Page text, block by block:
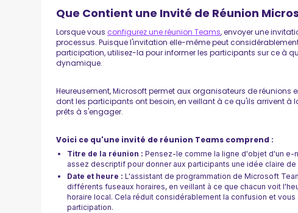
Que Contient une Invité de Réunion
Lorsque vous configurez une réunion Teams, envoyer une
processus. Puisque l'invitation elle-même peut
participation, utilisez-la pour informer les participants sur ce à
dynamique.
Heureusement, Microsoft permet aux organisateurs de réunions
dont les participants ont besoin, en veillant à ce qu'ils arrivent à
prêts à s'engager.
Voici ce qu'une invité de réunion Teams comprend :
Titre de la réunion :Pensez-le comme la ligne d'objet d'un e-
assez descriptif pour donner aux participants une idée claire
Date et heure :L'assistant de programmation de Microsoft
différents fuseaux horaires, en veillant à ce que chacun voit
horaire local. Cela réduit considérablement la confusion et
participation.